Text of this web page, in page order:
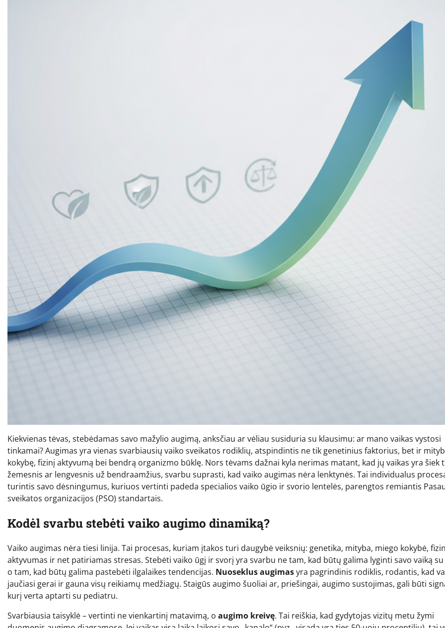
Kiekvienas tėvas, stebėdamas savo mažylio augimą, anksčiau ar vėliau susiduria su klausimu: ar mano vaikas vystosi
tinkamai? Augimas yra vienas svarbiausių vaiko sveikatos rodiklių, atspindintis ne tik genetinius faktorius, bet ir
kokybę, fizinį aktyvumą bei bendrą organizmo būklę. Nors tėvams dažnai kyla nerimas matant, kad jų vaikas yra šiek
žemesnis ar lengvesnis už bendraamžius, svarbu suprasti, kad vaiko augimas nėra lenktynės. Tai individualus
turintis savo dėsningumus, kuriuos vertinti padeda specialios vaiko ūgio ir svorio lentelės, parengtos remiantis
sveikatos organizacijos (PSO) standartais.
Kodėl svarbu stebėti vaiko augimo dinamiką?
Vaiko augimas nėra tiesi linija. Tai procesas, kuriam įtakos turi daugybė veiksnių: genetika, mityba, miego kokybė,
aktyvumas ir net patiriamas stresas. Stebėti vaiko ūgį ir svorį yra svarbu ne tam, kad būtų galima lyginti savo vaiką su
o tam, kad būtų galima pastebėti ilgalaikes tendencijas. Nuoseklus augimasyra pagrindinis rodiklis, rodantis, kad
jaučiasi gerai ir gauna visų reikiamų medžiagų. Staigūs augimo šuoliai ar, priešingai, augimo sustojimas, gali būti
kurį verta aptarti su pediatru.
Svarbiausia taisyklė – vertinti ne vienkartinį matavimą, o augimo kreivę. Tai reiškia, kad gydytojas vizitų metu žymi